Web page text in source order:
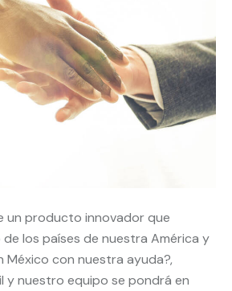
un producto innovador que
los países de nuestra América y
México con nuestra ayuda?,
y nuestro equipo se pondrá en